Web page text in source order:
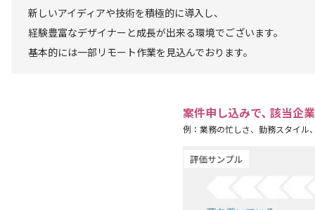
新しいアイディアや技術を積極的に導入し、
経験豊富なデザイナーと成長が出来る環境でございます。
基本的には一部リモート作業を見込んでおります。
案件申し込みで､ 該当企
例：業務の忙しさ、勤務スタイル